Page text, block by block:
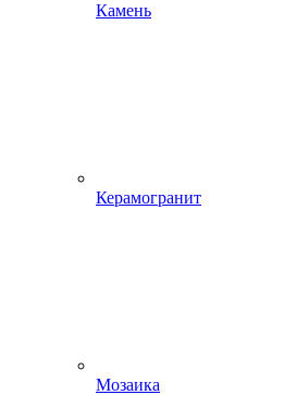
Камень
Керамогранит
Мозаика